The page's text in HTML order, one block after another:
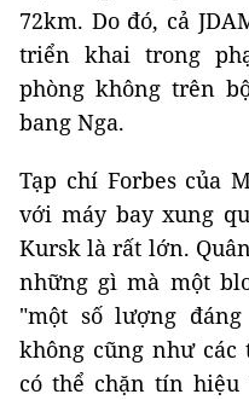
72km. Do đó, cả
triển khai trong
phòng không trên
bang Nga.
Tạp chí Forbes của
với máy bay xung
Kursk là rất lớn.
những gì mà một
"một số lượng
không cũng như
có thể chặn tín